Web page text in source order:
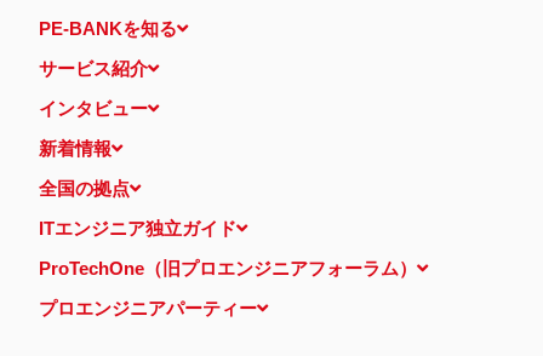
認定個人情報保護団体の名称および、苦情の解決の申出先
一般社団法人日本個人情報管理協会（JAPiCO）
相談・苦情受付窓口
ル泉岳寺前
本人が容易に認識できない方法による個人情報の取得
当ウェブサイトでは、広告配信事業者が提供するプログラムを利用
し、特定のサイトにおいて行動ターゲティング広告（サイト閲覧情
報などをもとにユーザーの興味・関心にあわせて広告を配信する広
告手法）を行っております。 その際、ユーザーのサイト訪問履歴
情報を採取するためCookieを使用しています（ただし、個人を特
定・識別できるような情報は一切含まれておりません）。
PE-BANKを知る
サービス紹介
インタビュー
新着情報
全国の拠点
ITエンジニア独立ガイド
ProTechOne（旧プロエンジニアフォーラム）
プロエンジニアパーティー